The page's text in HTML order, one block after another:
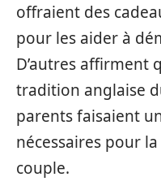
offraient des
pour les aider à
D’autres affirment
tradition anglaise
parents faisaient
nécessaires pour
couple.